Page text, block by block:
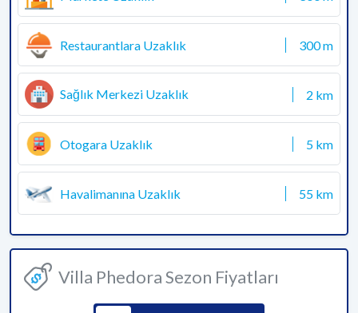
Restaurantlara Uzaklık 300 m
Sağlık Merkezi Uzaklık 2 km
Otogara Uzaklık 5 km
Havalimanına Uzaklık 55 km
Villa Phedora Sezon Fiyatları